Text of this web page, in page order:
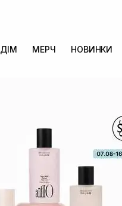
ДІМ МЕРЧ НОВИНКИ